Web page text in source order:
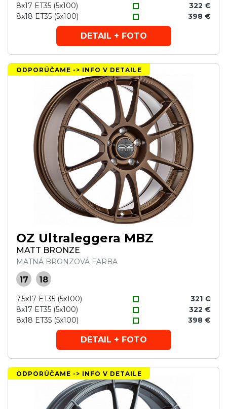
8x17 ET35 (5x100)
322 €
8x18 ET35 (5x100)
398 €
DETAIL + FOTO
ODPORÚČAME -> INFO V DETAILE
OZ Ultraleggera MBZ
MATT BRONZE
MATNÁ BRONZOVÁ FARBA
17 18
7,5x17 ET35 (5x100)
321 €
8x17 ET35 (5x100)
322 €
8x18 ET35 (5x100)
398 €
DETAIL + FOTO
ODPORÚČAME -> INFO V DETAILE